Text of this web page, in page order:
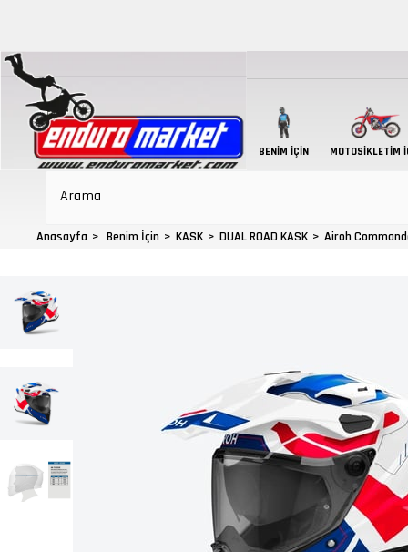
BENIM İÇIN MOTOSIKLETIM
Anasayfa Benim İçin KASK DUAL ROAD KASK Airoh